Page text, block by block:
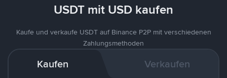
USDT mit USD kaufen
Kaufe und verkaufe USDT auf Binance P2P mit verschiedenen
Zahlungsmethoden
Kaufen Verkaufen